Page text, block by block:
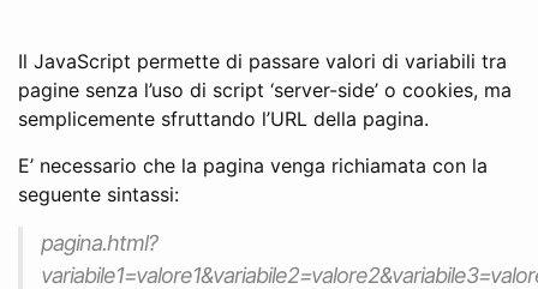
Il JavaScript permette di passare valori di variabili tra
pagine senza l’uso di script ‘server-side’ o cookies, ma
semplicemente sfruttando l’URL della pagina.
E’ necessario che la pagina venga richiamata con la
seguente sintassi:
pagina.html?